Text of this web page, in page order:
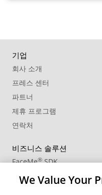
기업
회사 소개
프레스 센터
파트너
제휴 프로그램
연락처
비즈니스 솔루션
FaceMe®SDK
We Value Your